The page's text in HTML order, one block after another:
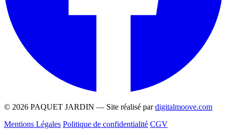
© 2026 PAQUET JARDIN — Site réalisé pardigitalmoove.com
Mentions Légales Politique de confidentialité CGV